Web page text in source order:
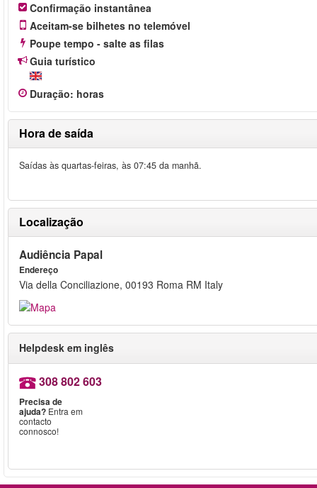
Confirmação instantânea
Aceitam-se bilhetes no telemóvel
Poupe tempo - salte as filas
Guia turístico
Duração: horas
Hora de saída
Saídas às quartas-feiras, às 07:45 da manhã.
Localização
Audiência Papal
Endereço
Via della Conciliazione, 00193 Roma RM Italy
Helpdesk em inglês
308 802 603
Precisa de
ajuda? Entra em
contacto
connosco!